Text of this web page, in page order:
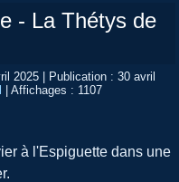
- La Thétys de
2025 | Publication : 30 avril
|Affichages : 1107
à l'Espiguette dans une